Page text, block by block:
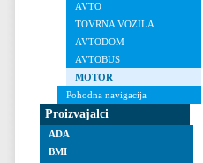
AVTO
TOVRNA VOZILA
AVTODOM
AVTOBUS
MOTOR
Pohodna navigacija
Proizvajalci
ADA
BMI